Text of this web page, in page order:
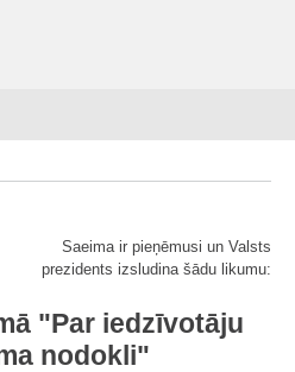
Saeima ir pieņēmusi un Valsts
prezidents izsludina šādu likumu:
"Par iedzīvotāju
nodokli"